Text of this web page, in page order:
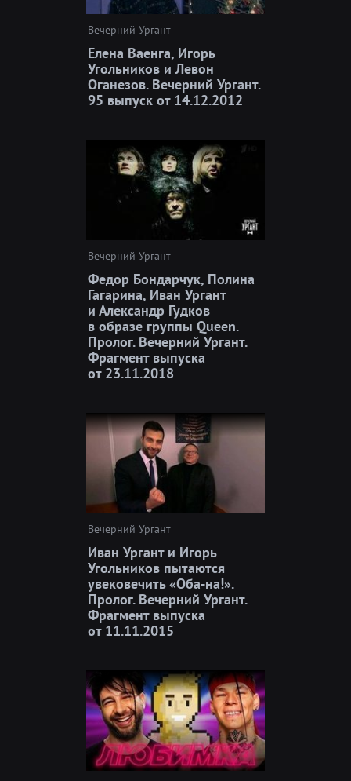
Вечерний Ургант
Елена Ваенга, Игорь
Угольников и Левон
Оганезов. Вечерний Ургант.
95 выпуск от 14.12.2012
Вечерний Ургант
Федор Бондарчук, Полина
Гагарина, Иван Ургант
и Александр Гудков
в образе группы Queen.
Пролог. Вечерний Ургант.
Фрагмент выпуска
от 23.11.2018
Вечерний Ургант
Иван Ургант и Игорь
Угольников пытаются
увековечить «Оба-на!».
Пролог. Вечерний Ургант.
Фрагмент выпуска
от 11.11.2015